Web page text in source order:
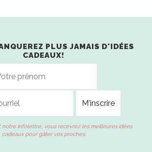
PLUS JAMAIS D'IDÉES
CADEAUX!
notre infolettre, vous recevrez les meilleures idées
cadeaux pour gâter vos proches.